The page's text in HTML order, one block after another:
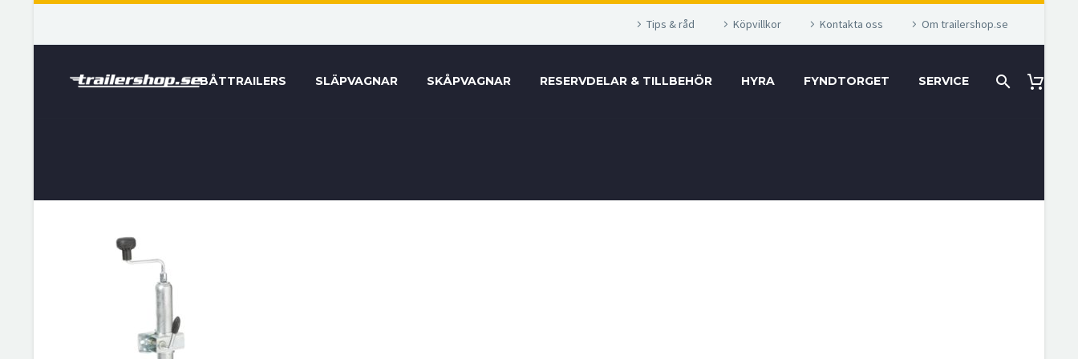
Tips & råd Köpvillkor Kontakta oss Om trailershop.se
BÅTTRAILERS SLÄPVAGNAR SKÅPVAGNAR RESERVDELAR & TILLBEHÖR HYRA FYNDTORGET SERVICE